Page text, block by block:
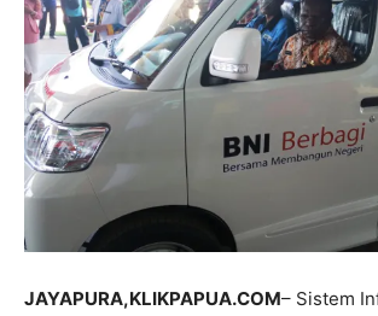
JAYAPURA,KLIKPAPUA.COM– Sistem